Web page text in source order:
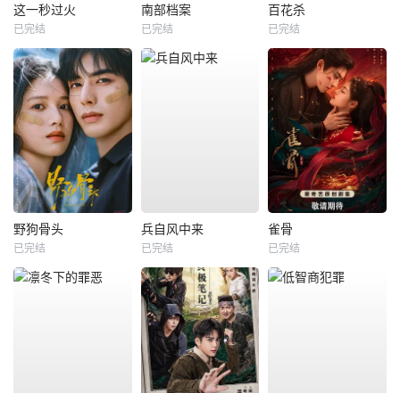
这一秒过火
已完结
南部档案
已完结
百花杀
已完结
野狗骨头
已完结
兵自风中来
已完结
雀骨
已完结